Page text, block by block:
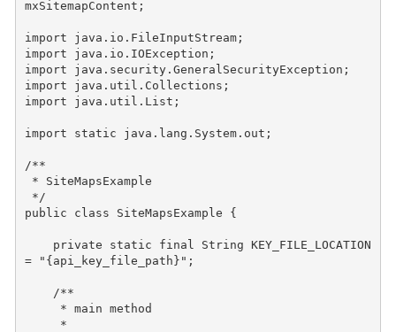
mxSitemapContent ;
import java.io.FileInputStream;
import
java.io.IOException ;
import
java.security.GeneralSecurityException ;
import
java.util.Collections ;
import
java.util.List ;
import static java.lang.System.out ;
/**
* SiteMapsExample
*/
public
class SiteMapsExample {
private static final String KEY_FILE_LOCATION
=
"{api_key_file_path}" ;
/**
     * main method
     *